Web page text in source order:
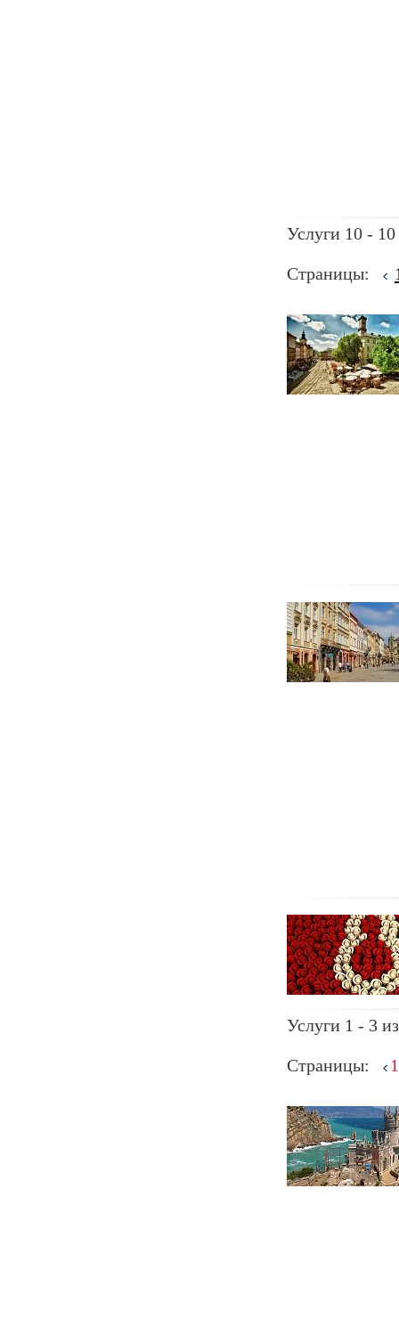
Услуги 10 - 10
Страницы:
Услуги 1 - 3
Страницы: 1